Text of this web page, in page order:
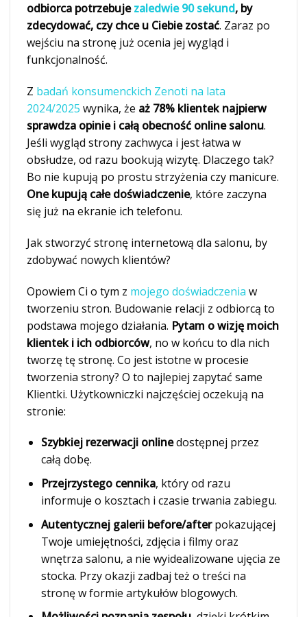
odbiorca potrzebuje zaledwie 90 sekund, by
zdecydować, czy chce u Ciebie zostać. Zaraz po
wejściu na stronę już ocenia jej wygląd i
funkcjonalność.
Z badań konsumenckich Zenoti na lata
2024/2025 wynika, że aż 78% klientek najpierw
sprawdza opinie i całą obecność online salonu.
Jeśli wygląd strony zachwyca i jest łatwa w
obsłudze, od razu bookują wizytę. Dlaczego tak?
Bo nie kupują po prostu strzyżenia czy manicure.
One kupują całe doświadczenie, które zaczyna
się już na ekranie ich telefonu.
Jak stworzyć stronę internetową dla salonu, by
zdobywać nowych klientów?
Opowiem Ci o tym z mojego doświadczenia w
tworzeniu stron. Budowanie relacji z odbiorcą to
podstawa mojego działania. Pytam o wizję moich
klientek i ich odbiorców, no w końcu to dla nich
tworzę tę stronę. Co jest istotne w procesie
tworzenia strony? O to najlepiej zapytać same
Klientki. Użytkowniczki najczęściej oczekują na
stronie:
Szybkiej rezerwacji onlinedostępnej przez
całą dobę.
Przejrzystego cennika, który od razu
informuje o kosztach i czasie trwania zabiegu.
Autentycznej galerii before/afterpokazującej
Twoje umiejętności, zdjęcia i filmy oraz
wnętrza salonu, a nie wyidealizowane ujęcia ze
stocka. Przy okazji zadbaj też o treści na
stronę w formie artykułów blogowych.